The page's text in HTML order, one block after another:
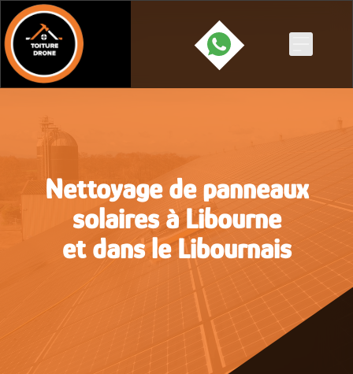
content
Nettoyage de panneaux
solaires à Libourne
et dans le Libournais